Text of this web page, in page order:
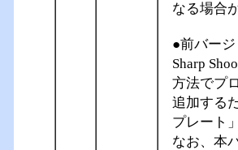
なる場合
●前バー
Sharp
方法でプ
追加する
プレート
なお、本